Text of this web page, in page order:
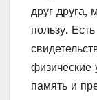
друг друга,
пользу.
физические
память и